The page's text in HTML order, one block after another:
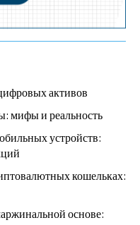
активов
мифы и реальность
устройств:
кошельках:
основе: